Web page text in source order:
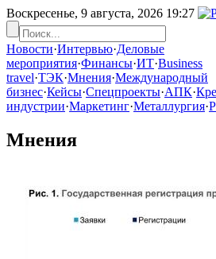
Воскресенье, 9 августа, 2026 19:27
Новости·Интервью·Деловые
мероприятия·Финансы·ИТ·Business
travel·ТЭК·Мнения·Международный
бизнес·Кейсы·Спецпроекты·АПК·
индустрии·Маркетинг·Металлургия·
Мнения